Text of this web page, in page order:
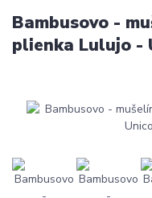
Bambusovo -
plienka Lulujo -